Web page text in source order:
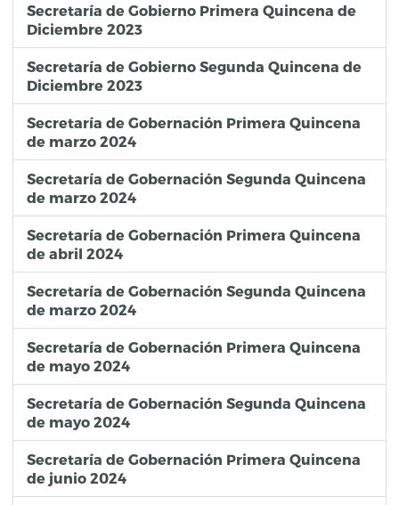
Secretaría de Gobierno Primera Quincena de
Diciembre 2023
Secretaría de Gobierno Segunda Quincena de
Diciembre 2023
Secretaría de Gobernación Primera Quincena
de marzo 2024
Secretaría de Gobernación Segunda Quincena
de marzo 2024
Secretaría de Gobernación Primera Quincena
de abril 2024
Secretaría de Gobernación Segunda Quincena
de marzo 2024
Secretaría de Gobernación Primera Quincena
de mayo 2024
Secretaría de Gobernación Segunda Quincena
de mayo 2024
Secretaría de Gobernación Primera Quincena
de junio 2024